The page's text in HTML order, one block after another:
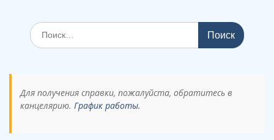
Поиск
по:
Для получения справки, пожалуйста, обратитесь в
канцелярию. График работы.